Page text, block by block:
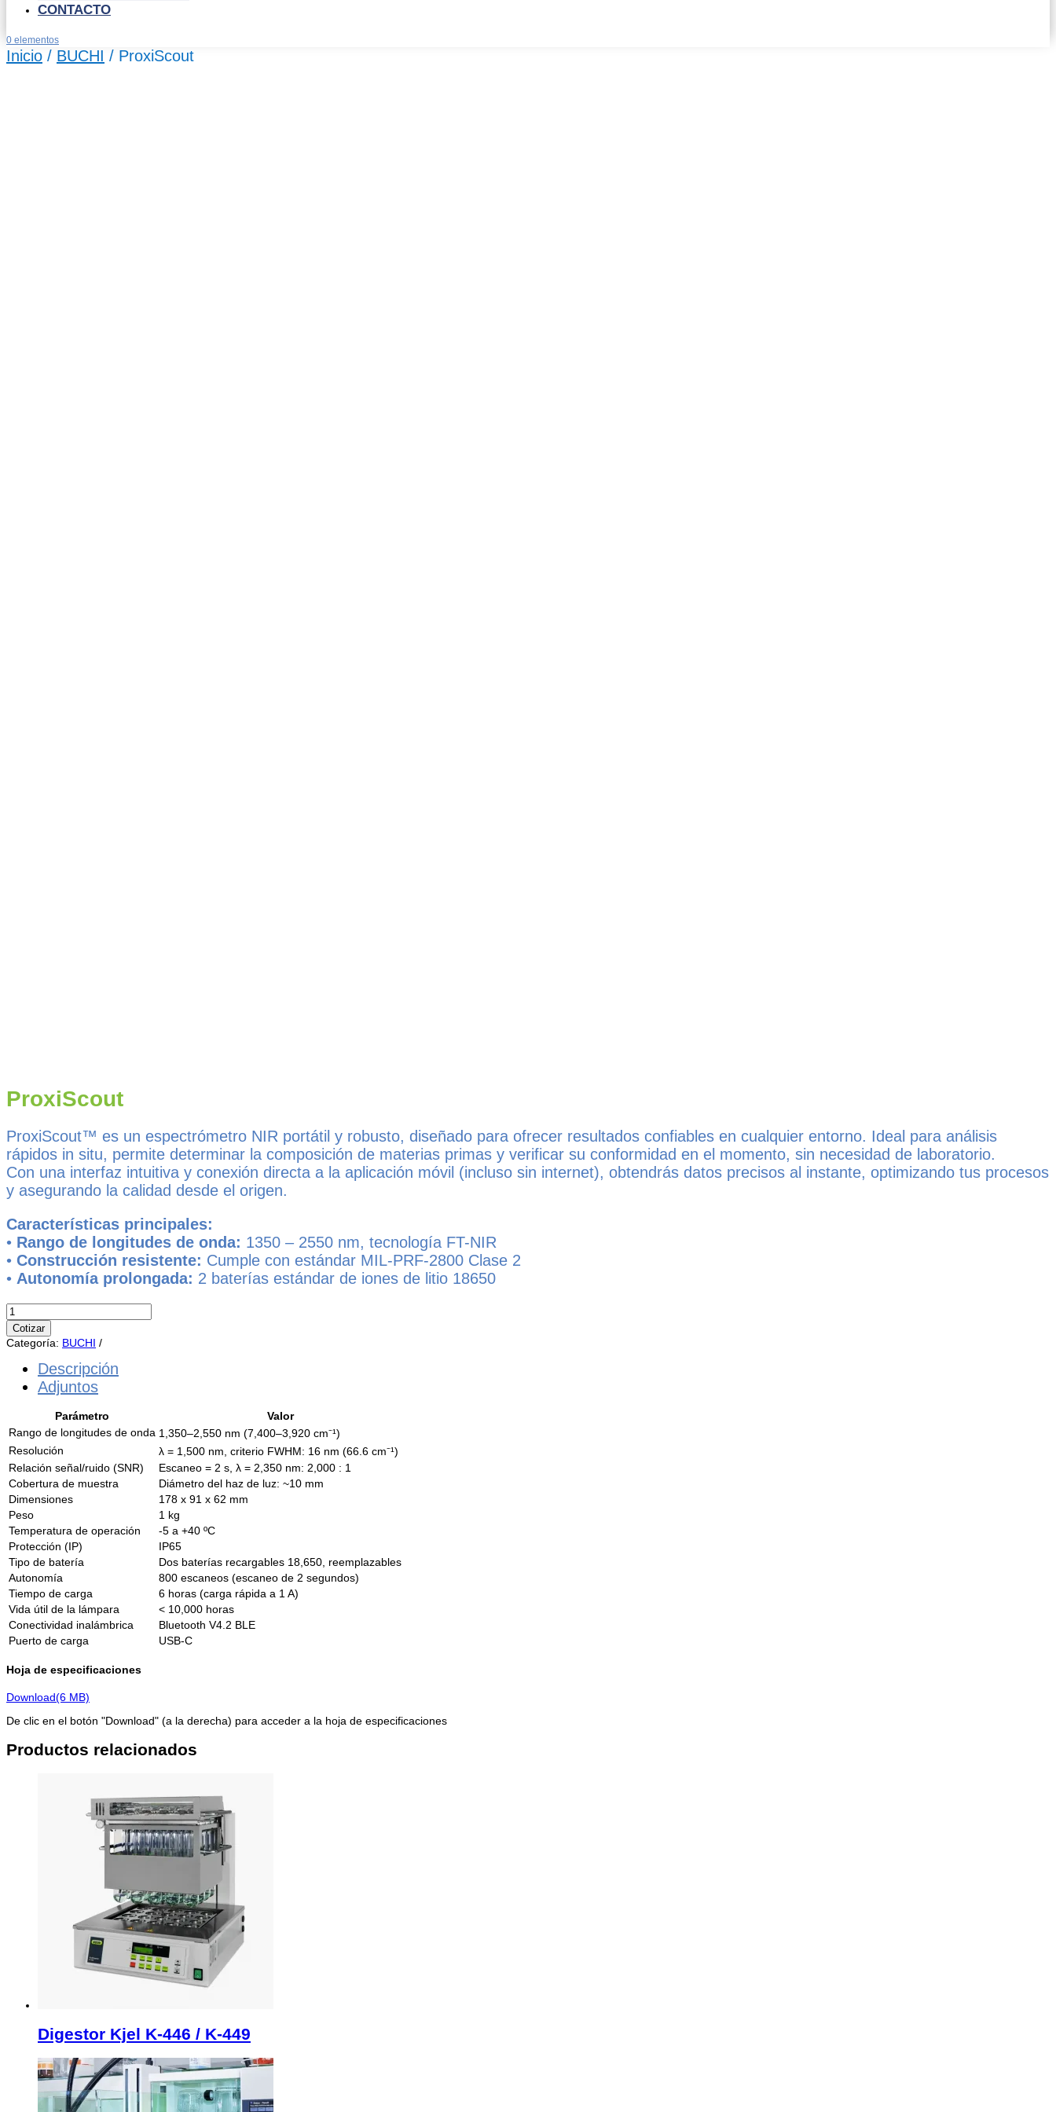
CONTACTO
0 elementos
Inicio / BUCHI / ProxiScout
ProxiScout
ProxiScout™ es un espectrómetro NIR portátil y robusto, diseñado para ofrecer resultados confiables en cualquier entorno. Ideal para análisis
rápidos in situ, permite determinar la composición de materias primas y verificar su conformidad en el momento, sin necesidad de laboratorio.
Con una interfaz intuitiva y conexión directa a la aplicación móvil (incluso sin internet), obtendrás datos precisos al instante, optimizando tus procesos
y asegurando la calidad desde el origen.
Características principales:
• Rango de longitudes de onda: 1350 – 2550 nm, tecnología FT-NIR
• Construcción resistente: Cumple con estándar MIL-PRF-2800 Clase 2
• Autonomía prolongada: 2 baterías estándar de iones de litio 18650
ProxiScout
cantidad
Cotizar
Categoría: BUCHI
Descripción
Adjuntos
Parámetro
Valor
Rango de longitudes de onda 1,350–2,550 nm (7,400–3,920 cm⁻¹)
Resolución
λ = 1,500 nm, criterio FWHM: 16 nm (66.6 cm⁻¹)
Relación señal/ruido (SNR)
Escaneo = 2 s, λ = 2,350 nm: 2,000 : 1
Cobertura de muestra
Diámetro del haz de luz: ~10 mm
Dimensiones
178 x 91 x 62 mm
Peso
1 kg
Temperatura de operación
-5 a +40 ºC
Protección (IP)
IP65
Tipo de batería
Dos baterías recargables 18,650, reemplazables
Autonomía
800 escaneos (escaneo de 2 segundos)
Tiempo de carga
6 horas (carga rápida a 1 A)
Vida útil de la lámpara
< 10,000 horas
Conectividad inalámbrica
Bluetooth V4.2 BLE
Puerto de carga
USB-C
Hoja de especificaciones
Download(6 MB)
De clic en el botón "Download" (a la derecha) para acceder a la hoja de especificaciones
Productos relacionados
Digestor Kjel K-446 / K-449